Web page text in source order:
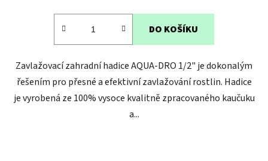
3,3
hvězdiček.
DO KOŠÍKU
Zavlažovací zahradní hadice AQUA-DRO 1/2" je dokonalým
řešením pro přesné a efektivní zavlažování rostlin. Hadice
je vyrobená ze 100% vysoce kvalitně zpracovaného kaučuku
a...